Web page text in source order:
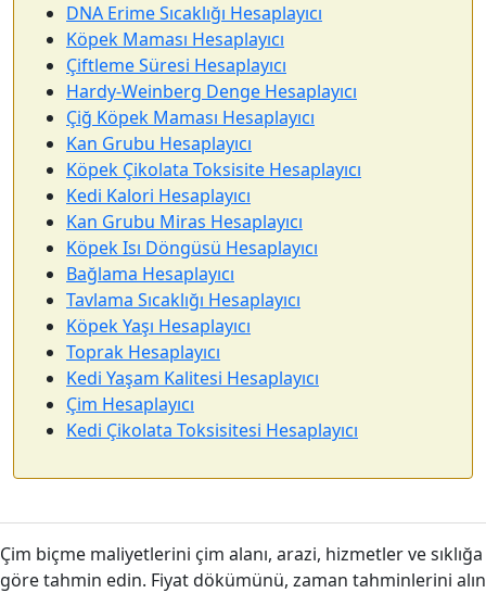
DNA Erime Sıcaklığı Hesaplayıcı
Köpek Maması Hesaplayıcı
Çiftleme Süresi Hesaplayıcı
Hardy-Weinberg Denge Hesaplayıcı
Çiğ Köpek Maması Hesaplayıcı
Kan Grubu Hesaplayıcı
Köpek Çikolata Toksisite Hesaplayıcı
Kedi Kalori Hesaplayıcı
Kan Grubu Miras Hesaplayıcı
Köpek Isı Döngüsü Hesaplayıcı
Bağlama Hesaplayıcı
Tavlama Sıcaklığı Hesaplayıcı
Köpek Yaşı Hesaplayıcı
Toprak Hesaplayıcı
Kedi Yaşam Kalitesi Hesaplayıcı
Çim Hesaplayıcı
Kedi Çikolata Toksisitesi Hesaplayıcı
Çim biçme maliyetlerini çim alanı, arazi, hizmetler ve sıklığa
göre tahmin edin. Fiyat dökümünü, zaman tahminlerini alın